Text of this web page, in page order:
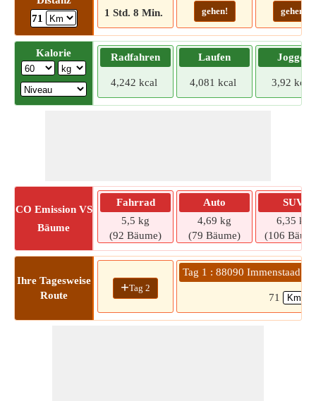
71
1 Std. 8 Min. gehen! gehen!
Kalorie Radfahren
4,242 kcal
Laufen
4,081 kcal
Joggen
3,92 kcal
CO Emission VS
Bäume
Fahrrad
5,5 kg
(92 Bäume)
Auto
4,69 kg
(79 Bäume)
SUV
6,35 kg
(106
Ihre Tagesweise
Route
+Tag 2
Tag 1 : 88090 Immenstaad
71